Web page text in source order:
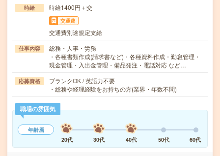
時給 時給1400円＋交
交通費
交通費別途規定支給
仕事内容
総務・人事・労務
・各種書類作成(請求書など)・各種資料作成・勤怠管理・
現金管理・入出金管理・備品発注・電話対応 など…
応募資格
ブランクOK / 英語力不要
・総務や経理経験をお持ちの方(業界・年数不問)
職場の雰囲気
年齢層
20代
30代 40代 50代 60代